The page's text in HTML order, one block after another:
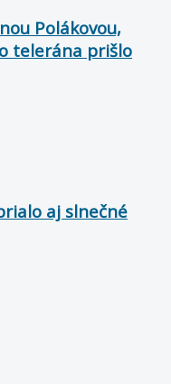
Polákovou,
telerána prišlo
aj slnečné